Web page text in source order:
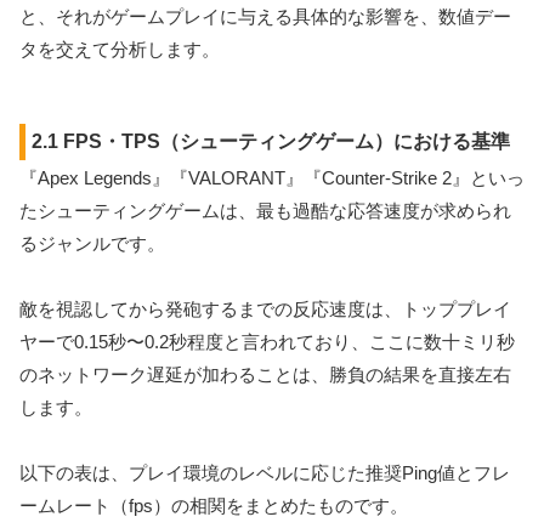
と、それがゲームプレイに与える具体的な影響を、数値デー
タを交えて分析します。
2.1 FPS・TPS（シューティングゲーム）における基準
『Apex Legends』『VALORANT』『Counter-Strike 2』といっ
たシューティングゲームは、最も過酷な応答速度が求められ
るジャンルです。
敵を視認してから発砲するまでの反応速度は、トッププレイ
ヤーで0.15秒〜0.2秒程度と言われており、ここに数十ミリ秒
のネットワーク遅延が加わることは、勝負の結果を直接左右
します。
以下の表は、プレイ環境のレベルに応じた推奨Ping値とフレ
ームレート（fps）の相関をまとめたものです。